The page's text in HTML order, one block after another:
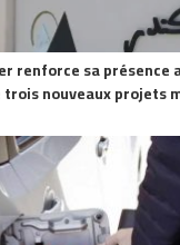
renforce sa présence
trois nouveaux projets